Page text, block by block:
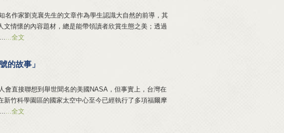
作家劉克襄先生的文章作為學生認識大自然的前導，其
文情懷的內容題材，總是能帶領讀者欣賞生態之美；透過
...全文
的故事」
直接聯想到舉世聞名的美國NASA，但事實上，台灣在
新竹科學園區的國家太空中心至今已經執行了多項福爾摩
...全文